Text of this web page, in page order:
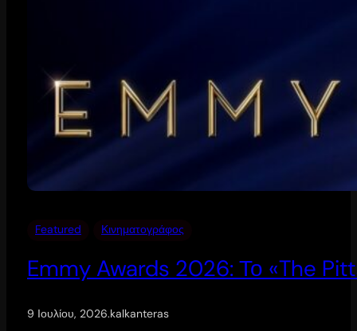
Featured Κινηματογράφος
Emmy Awards 2026: Το «The
9 Ιουλίου, 2026.kalkanteras